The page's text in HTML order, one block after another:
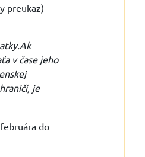
preukaz)
v čase jeho
je
do